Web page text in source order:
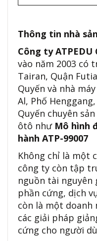
Thông tin nhà
Công ty ATPEDU
vào năm 2003 có
Tairan, Quận
Quyến và nhà
Al, Phố
Quyến chuyên
ôtô như Mô hình
hành ATP-99007
Không chỉ là một
công ty còn tập
nguồn tài nguyên
phần cứng, dịch
còn là một doanh
các giải pháp
cứng cho người